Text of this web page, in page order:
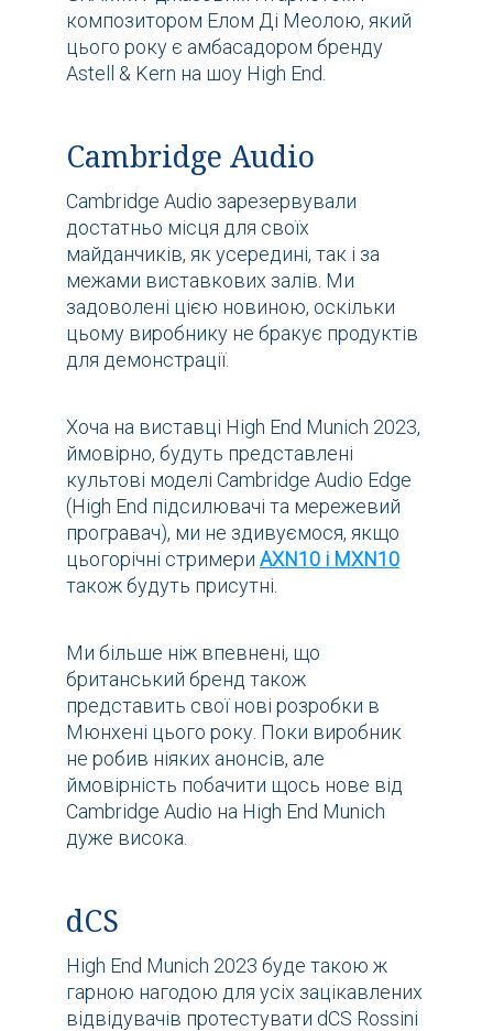
композитором Елом Ді Меолою, який
цього року є амбасадором бренду
Astell & Kern на шоу High End.
Cambridge Audio
Cambridge Audio зарезервували
достатньо місця для своїх
майданчиків, як усередині, так і за
межами виставкових залів. Ми
задоволені цією новиною, оскільки
цьому виробнику не бракує продуктів
для демонстрації.
Хоча на виставці High End Munich 2023,
ймовірно, будуть представлені
культові моделі Cambridge Audio Edge
(High End підсилювачі та мережевий
програвач), ми не здивуємося, якщо
цьогорічні стримери AXN10 і MXN10
також будуть присутні.
Ми більше ніж впевнені, що
британський бренд також
представить свої нові розробки в
Мюнхені цього року. Поки виробник
не робив ніяких анонсів, але
ймовірність побачити щось нове від
Cambridge Audio на High End Munich
дуже висока.
dCS
High End Munich 2023 буде такою ж
гарною нагодою для усіх зацікавлених
відвідувачів протестувати dCS Rossini